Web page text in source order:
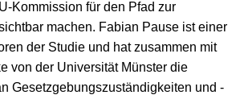
Kommission für den Pfad zur
machen. Fabian Pause ist einer
der Studie und hat zusammen mit
von der Universität Münster die
Gesetzgebungszuständigkeiten und -